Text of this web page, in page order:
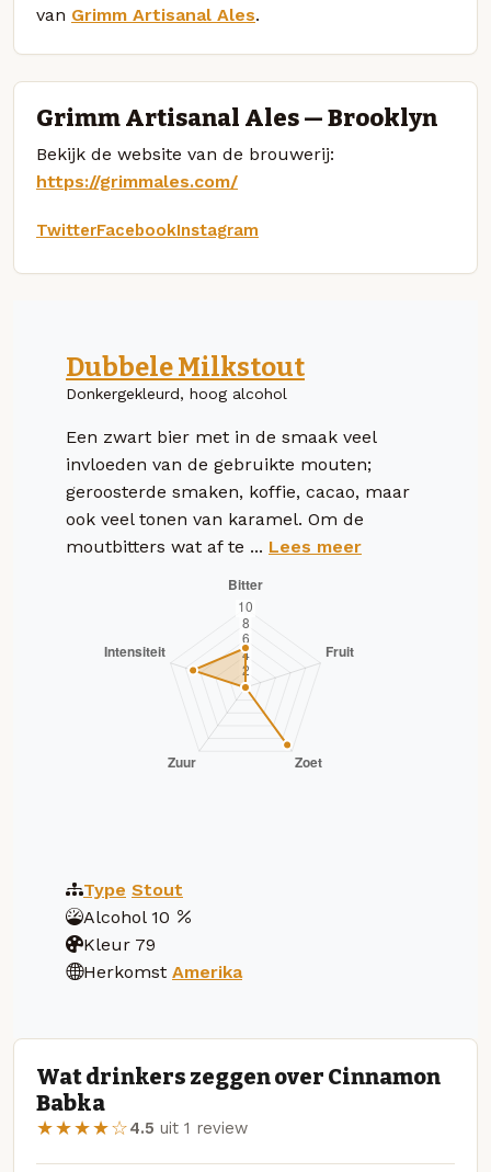
van Grimm Artisanal Ales.
Grimm Artisanal Ales — Brooklyn
Bekijk de website van de brouwerij:
https://grimmales.com/
TwitterFacebookInstagram
Dubbele Milkstout
Donkergekleurd, hoog alcohol
Een zwart bier met in de smaak veel
invloeden van de gebruikte mouten;
geroosterde smaken, koffie, cacao, maar
ook veel tonen van karamel. Om de
moutbitters wat af te ... Lees meer
Type Stout
Alcohol 10
Kleur 79
Herkomst Amerika
Wat drinkers zeggen over Cinnamon
Babka
★★★★☆4.5 uit 1 review